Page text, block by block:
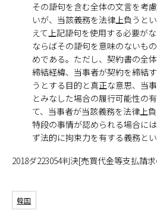
その語句を含む全体の文言を考
いが、当該義務を法律上負うと
えて上記語句を使用する必要が
ならばその語句を意味のないも
めである。ただし、契約書の全
締結経緯、当事者が契約を締結
うとする目的と真正な意思、当
とみなした場合の履行可能性の
て、当事者が当該義務を法律上
特段の事情が認められる場合に
ず法的に拘束力を有する義務と
2018ダ223054判決[売買代金等支払請
韓国